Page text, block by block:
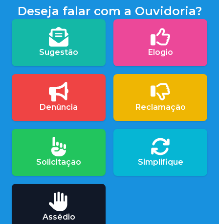
Deseja falar com a Ouvidoria?
Sugestão Elogio
Denúncia Reclamação
Solicitação Simplifique
Assédio